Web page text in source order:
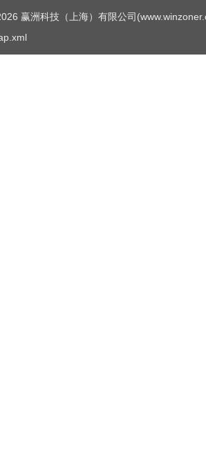
赢洲科技（上海）有限公司